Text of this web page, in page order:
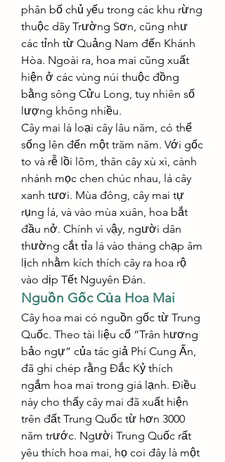
phân bố chủ yếu trong các khu rừng
thuộc dãy Trường Sơn, cũng như
các tỉnh từ Quảng Nam đến Khánh
Hòa. Ngoài ra, hoa mai cũng xuất
hiện ở các vùng núi thuộc đồng
bằng sông Cửu Long, tuy nhiên số
lượng không nhiều.
Cây mai là loại cây lâu năm, có thể
sống lên đến một trăm năm. Với gốc
to và rễ lồi lõm, thân cây xù xì, cành
nhánh mọc chen chúc nhau, lá cây
xanh tươi. Mùa đông, cây mai tự
rụng lá, và vào mùa xuân, hoa bắt
đầu nở. Chính vì vậy, người dân
thường cắt tỉa lá vào tháng chạp âm
lịch nhằm kích thích cây ra hoa rộ
vào dịp Tết Nguyên Đán.
Nguồn Gốc Của Hoa Mai
Cây hoa mai có nguồn gốc từ Trung
Quốc. Theo tài liệu cổ “Trân hương
bảo ngự” của tác giả Phí Cung Ấn,
đã ghi chép rằng Đắc Kỷ thích
ngắm hoa mai trong giá lạnh. Điều
này cho thấy cây mai đã xuất hiện
trên đất Trung Quốc từ hơn 3000
năm trước. Người Trung Quốc rất
yêu thích hoa mai, họ coi đây là một